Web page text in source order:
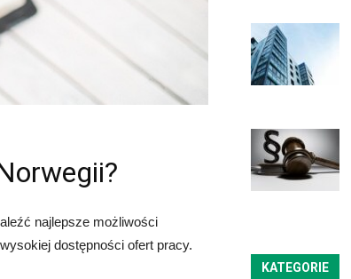
najlepsze możliwości
dostępności ofert pracy.
KATEGORIE